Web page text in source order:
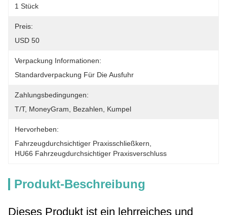
1 Stück
Preis:
USD 50
Verpackung Informationen:
Standardverpackung Für Die Ausfuhr
Zahlungsbedingungen:
T/T, MoneyGram, Bezahlen, Kumpel
Hervorheben:
Fahrzeugdurchsichtiger Praxisschließkern
HU66 Fahrzeugdurchsichtiger Praxisverschluss
Produkt-Beschreibung
Dieses Produkt ist ein lehrreiches und